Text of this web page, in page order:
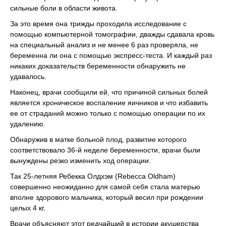
сильные боли в области живота.
За это время она трижды проходила исследование с
помощью компьютерной томографии, дважды сдавала кровь
на специальный анализ и не менее 6 раз проверяла, не
беременна ли она с помощью экспресс-теста. И каждый раз
никаких доказательств беременности обнаружить не
удавалось.
Наконец, врачи сообщили ей, что причиной сильных болей
является хроническое воспаление яичников и что избавить
ее от страданий можно только с помощью операции по их
удалению.
Обнаружив в матке больной плод, развитие которого
соответствовало 36-й неделе беременности, врачи были
вынуждены резко изменить ход операции.
Так 25-летняя Ребекка Олдхэм (Rebecca Oldham)
совершенно неожиданно для самой себя стала матерью
вполне здорового мальчика, который весил при рождении
целых 4 кг.
Врачи объясняют этот редчайший в истории акушерства